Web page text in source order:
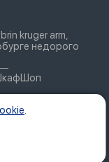
kruger arm,
недорого